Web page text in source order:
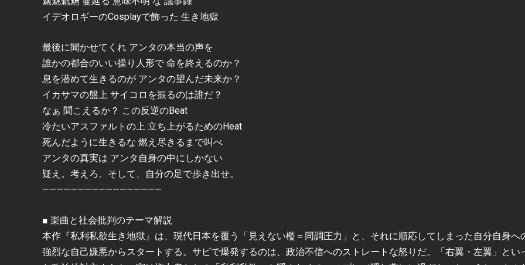
イデオロギーのCosplayで飾った 生き地獄
最後に聞かせてくれ アンタの本当の声を
誰かの都合のいい操り人形で 命を終えるのか？
息を潜めて生きるのが アンタの望んだ未来か？
イカサマの盤上 サイコロを振るのは誰だ？
なぁ 聞こえるか？ この反逆のBeat
冷たいアスファルトの上 立ち上がるためのHeat
死んだように生きるな 燃え尽きるまで叫べ
アンタの真実は アンタ自身の中にしかない
疑え。考えろ。そして、自分の足で歩き出せ。
—————————————————
■ 楽曲と社会批判のテーマ解説
本作『私利私欲生き地獄』は、現代日本を覆う「見えない檻＝同調圧力」と、それに順応してしまった自分自身へ
強烈な自己嫌悪からスタートする。サビで爆発するのは、政治不信へのストレートな怒りだ。「右翼・左翼」とい